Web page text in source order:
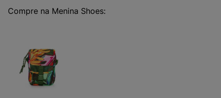
Compre na Menina Shoes: